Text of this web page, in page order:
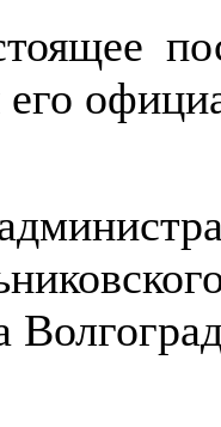
его